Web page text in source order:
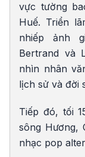
vực tường
Huế. Triển
nhiếp ảnh
Bertrand và
nhìn nhân
lịch sử và đời
Tiếp đó, tối
sông Hương,
nhạc pop